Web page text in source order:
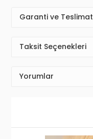
Garanti ve Teslimat
Taksit Seçenekleri
Yorumlar